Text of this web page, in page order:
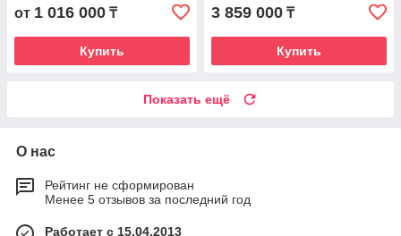
от 1 016 000 ₸
Купить
3 859 000 ₸
Купить
Показать ещё
О нас
Рейтинг не сформирован
Менее 5 отзывов за последний год
Работает с 15.04.2013